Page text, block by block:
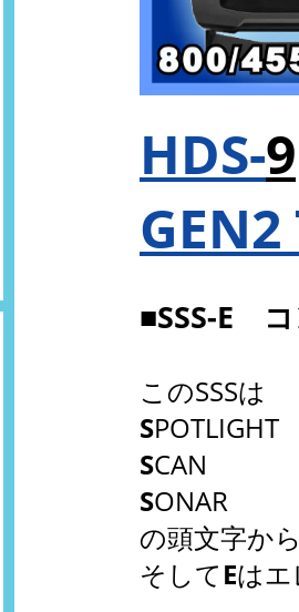
HDS-9
■SSS-E
このSSSは
SPOTLIGHT
SCAN
SONAR
の頭文字か
そしてEは